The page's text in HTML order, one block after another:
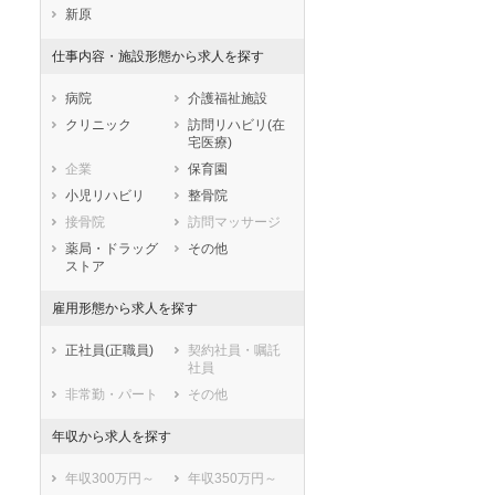
静岡県
兵庫県
奈良県
和歌山県
鳥取県
島根県
岡山県
広島県
山口県
徳島県
高知県
福岡県
佐賀県
熊本県
大分県
鹿児島県
沖縄県
新原
仕事内容・施設形態から求人を探す
病院
介護福祉施設
クリニック
訪問リハビリ(在
宅医療)
企業
保育園
小児リハビリ
整骨院
接骨院
訪問マッサージ
薬局・ドラッグ
ストア
その他
雇用形態から求人を探す
正社員(正職員)
契約社員・嘱託
社員
非常勤・パート
その他
年収から求人を探す
年収300万円～
年収350万円～